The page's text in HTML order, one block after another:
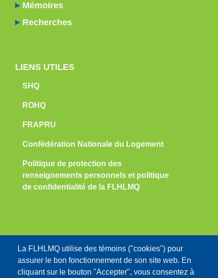
Mémoires
Recherches
LIENS UTILES
SHQ
ROHQ
FRAPRU
Confédération Nationale du Logement
Politique de protection des
renseignements personnels et politique
de confidentialité de la FLHLMQ
Nous contacter:
info@flhlmq.com
La FLHLMQ utilise des témoins ("cookies") pour
assurer le bon fonctionnement de son site web. En
cliquant sur le bouton "Accepter", vous consentez à